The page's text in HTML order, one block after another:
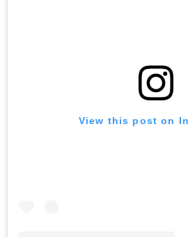
View this post on